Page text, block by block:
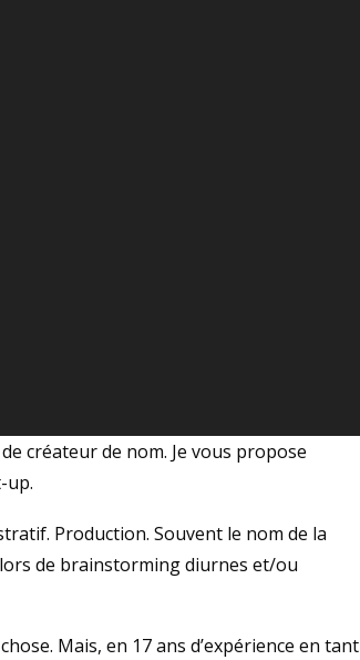
créateur de nom. Je vous propose
up.
Production. Souvent le nom de la
de brainstorming diurnes et/ou
Mais, en 17 ans d’expérience en tant